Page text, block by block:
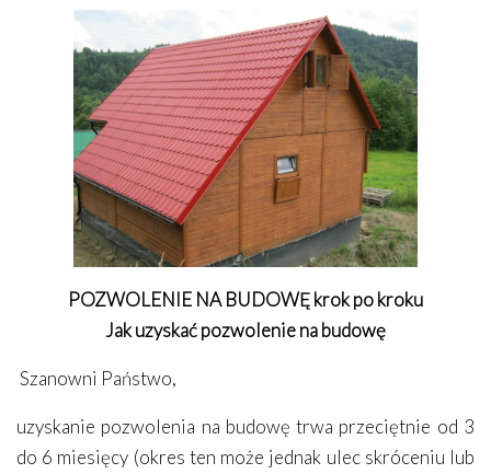
POZWOLENIE NA BUDOWĘ krok po kroku
Jak uzyskać pozwolenie na budowę
Szanowni Państwo,
uzyskanie pozwolenia na budowę trwa przeciętnie od 3
do 6 miesięcy (okres ten może jednak ulec skróceniu lub